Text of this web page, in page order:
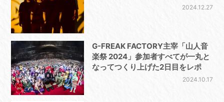
2024.12.27
G-FREAK FACTORY主宰「山人音
楽祭 2024」参加者すべてが一丸と
なってつくり上げた2日目をレポ
2024.10.17